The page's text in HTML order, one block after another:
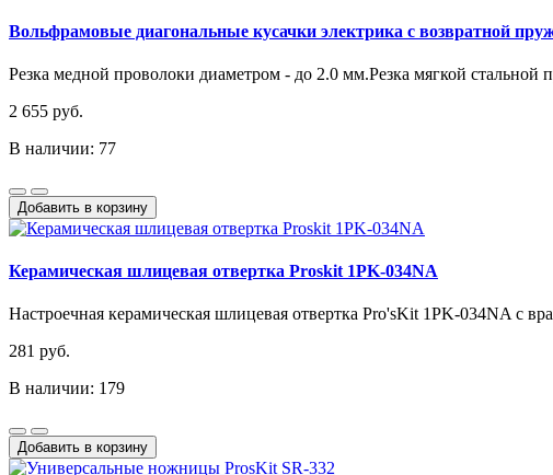
Вольфрамовые диагональные кусачки электрика с возвратной
Резка медной проволоки диаметром - до 2.0 мм.Резка мягкой стальной
2 655 руб.
В наличии: 77
Добавить в корзину
Керамическая шлицевая отвертка Proskit 1PK-034NA
Настроечная керамическая шлицевая отвертка Pro'sKit 1PK-034NA с
281 руб.
В наличии: 179
Добавить в корзину